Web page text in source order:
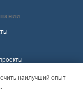
наилучший опыт
обработки
данных